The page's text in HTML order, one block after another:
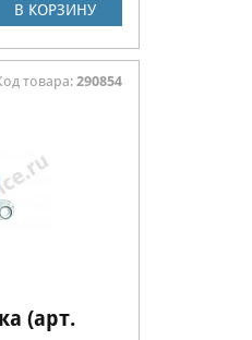
В КОРЗИНУ
(арт.
товара: 290854